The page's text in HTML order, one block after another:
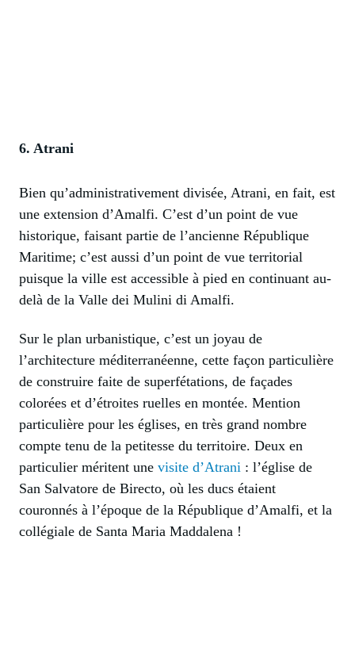
6. Atrani
Bien qu’administrativement divisée, Atrani, en fait, est
une extension d’Amalfi. C’est d’un point de vue
historique, faisant partie de l’ancienne République
Maritime; c’est aussi d’un point de vue territorial
puisque la ville est accessible à pied en continuant au-
delà de la Valle dei Mulini di Amalfi.
Sur le plan urbanistique, c’est un joyau de
l’architecture méditerranéenne, cette façon particulière
de construire faite de superfétations, de façades
colorées et d’étroites ruelles en montée. Mention
particulière pour les églises, en très grand nombre
compte tenu de la petitesse du territoire. Deux en
particulier méritent une visite d’Atrani : l’église de
San Salvatore de Birecto, où les ducs étaient
couronnés à l’époque de la République d’Amalfi, et la
collégiale de Santa Maria Maddalena !